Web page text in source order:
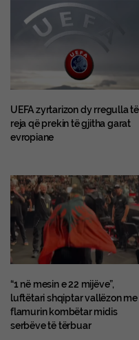
UEFA zyrtarizon dy rregulla të
reja që prekin të gjitha garat
evropiane
“1 në mesin e 22 mijëve”,
luftëtari shqiptar vallëzon me
flamurin kombëtar midis
serbëve të tërbuar